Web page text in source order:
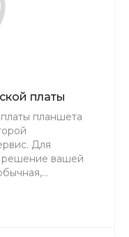
платы
планшета
Для
решение вашей